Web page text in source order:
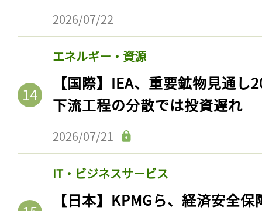
2026/07/22
エネルギー・資源
【国際】IEA、重要鉱物見通
下流工程の分散では投資遅れ
2026/07/21
IT・ビジネスサービス
【日本】KPMGら、経済安全
会員登録